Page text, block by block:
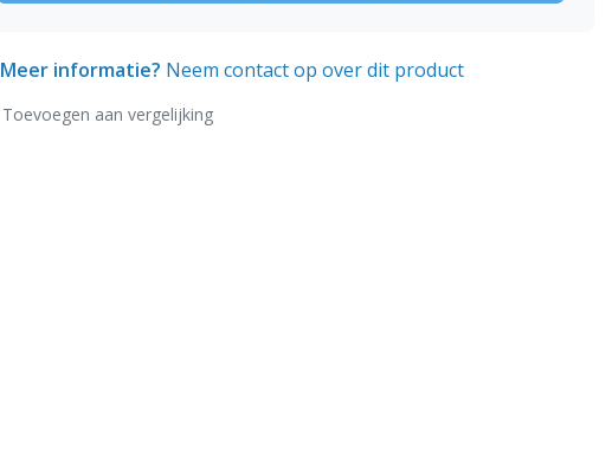
Meer informatie? Neem contact op over dit product
Toevoegen aan vergelijking